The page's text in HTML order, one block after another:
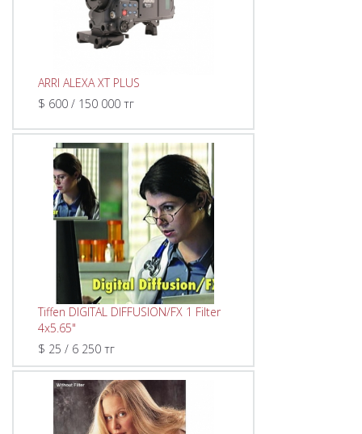
ARRI ALEXA XT PLUS
$ 600 / 150 000 тг
Tiffen DIGITAL DIFFUSION/FX 1 Filter
4x5.65"
$ 25 / 6 250 тг